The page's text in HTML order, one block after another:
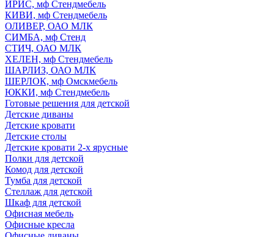
ИРИС, мф Стендмебель
КИВИ, мф Стендмебель
ОЛИВЕР, ОАО МЛК
СИМБА, мф Стенд
СТИЧ, ОАО МЛК
ХЕЛЕН, мф Стендмебель
ШАРЛИЗ, ОАО МЛК
ШЕРЛОК, мф Омскмебель
ЮККИ, мф Стендмебель
Готовые решения для детской
Детские диваны
Детские кровати
Детские столы
Детские кровати 2-х ярусные
Полки для детской
Комод для детской
Тумба для детской
Стеллаж для детской
Шкаф для детской
Офисная мебель
Офисные кресла